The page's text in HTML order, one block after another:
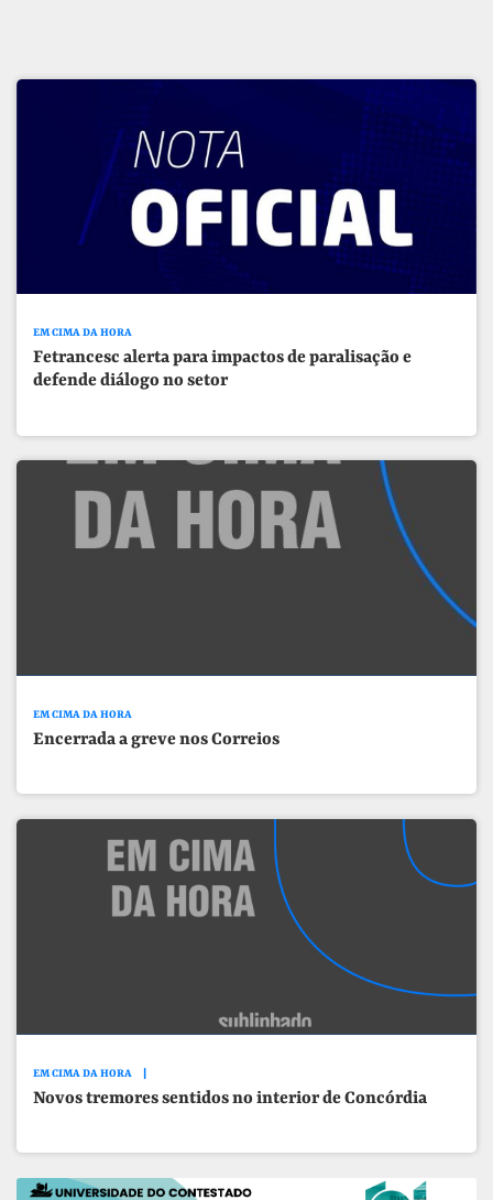
EM CIMA DA HORA
Fetrancesc alerta para impactos de paralisação e
defende diálogo no setor
EM CIMA DA HORA
Encerrada a greve nos Correios
EM CIMA DA HORA
Novos tremores sentidos no interior de Concórdia